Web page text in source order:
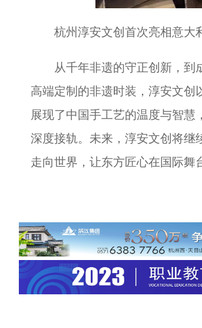
杭州淳安文创首次亮相意大
从千年非遗的守正创新，到成
高端定制的非遗时装，淳安文创
展现了中国手工艺的温度与智慧
深度接轨。未来，淳安文创将继
走向世界，让东方匠心在国际舞